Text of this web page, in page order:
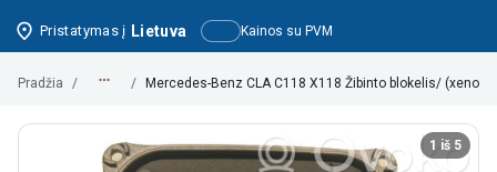
Kainos su PVM
Pristatymas į Lietuva
Pradžia / / Mercedes-Benz CLA C118 X118 Žibinto blokelis/
1 iš 5